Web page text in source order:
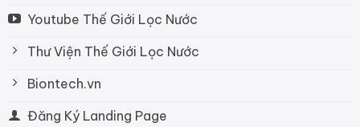
Youtube Thế Giới Lọc Nước
Thư Viện Thế Giới Lọc Nước
Biontech.vn
Đăng Ký Landing Page